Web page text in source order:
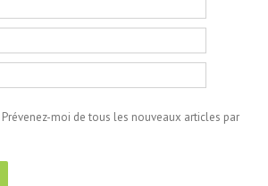
Prévenez-moi de tous les nouveaux articles par